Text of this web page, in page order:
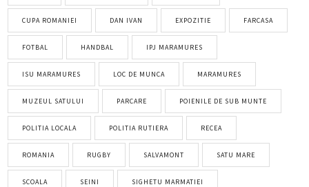
CUPA ROMANIEI DAN IVAN EXPOZITIE FARCASA
FOTBAL HANDBAL IPJ MARAMURES
ISU MARAMURES LOC DE MUNCA MARAMURES
MUZEUL SATULUI PARCARE POIENILE DE SUB MUNTE
POLITIA LOCALA POLITIA RUTIERA RECEA
ROMANIA RUGBY SALVAMONT SATU MARE
SCOALA SEINI SIGHETU MARMATIEI